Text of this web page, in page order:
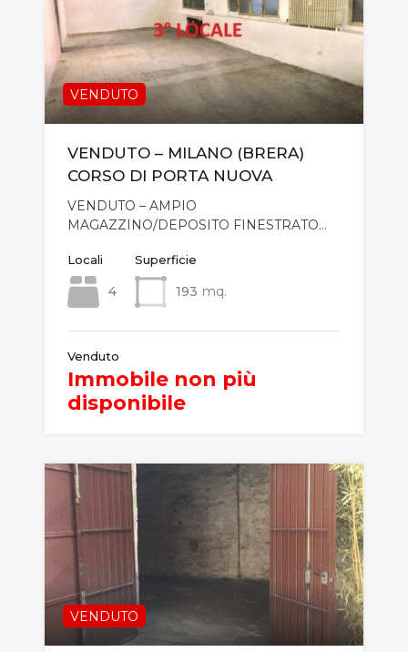
VENDUTO
VENDUTO – MILANO (BRERA)
CORSO DI PORTA NUOVA
VENDUTO – AMPIO
MAGAZZINO/DEPOSITO FINESTRATO…
Locali
4
Superficie
193 mq.
Venduto
Immobile non più
disponibile
VENDUTO